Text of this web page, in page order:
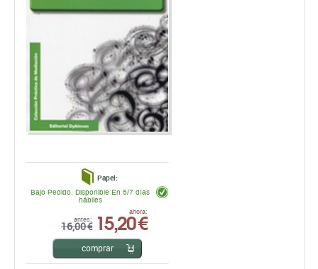
Papel:
antes:
16,00 €
ahora:
15,20 €
Bajo Pedido. Disponible En 5/7 días
hábiles
comprar